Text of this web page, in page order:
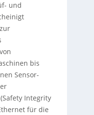
und
bis
Sensor-
Integrity
für die